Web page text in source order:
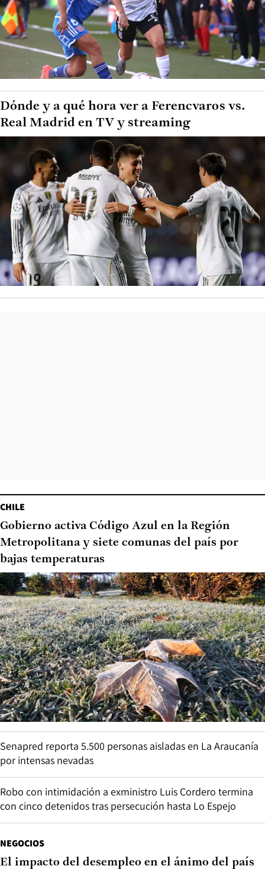
Dónde y a qué hora ver a Ferencvaros vs.
Real Madrid en TV y streaming
CHILE
Gobierno activa Código Azul en la Región
Metropolitana y siete comunas del país por
bajas temperaturas
Senapred reporta 5.500 personas aisladas en La Araucanía
por intensas nevadas
Robo con intimidación a exministro Luis Cordero termina
con cinco detenidos tras persecución hasta Lo Espejo
NEGOCIOS
El impacto del desempleo en el ánimo del país